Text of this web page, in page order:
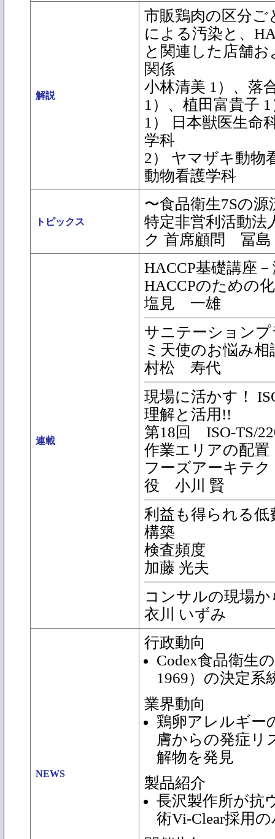
解説
市販鶏肉の区分ご
による汚染と、
と関連した店舗
関係
小林清美 1）、落
1）、植田富貴子 1
1） 日本獣医生命
学科
2） ヤマザキ動物
動物看護学科
トピックス
〜食品衛生7Sの
特定非営利活動法
ク 首席顧問 冨島
連載
HACCP基礎講座
HACCPのための
塩見 一雄
サニテーション
ミ天使のお悩み相
村松 寿代
現場に活かす！
理解と活用!!
第18回 ISO-TS/
作業エリアの配置
フーズアーキテ
役 小川 賢
利益も得られる低
構築
検査頻度
加藤 光夫
コンサルの現場
衣川 いずみ
NEWS
行政動向
Codex食品衛生
1969）の決定系
業界動向
鶏卵アレルギー
膚からの発症リ
解物を発見
製品紹介
長沢製作所が抗
術Vi-Clear採用